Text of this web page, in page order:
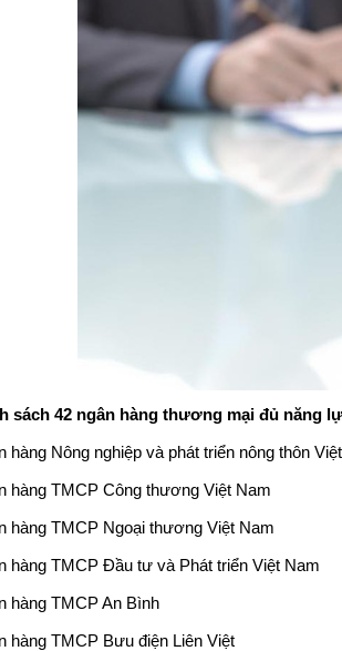
sách 42 ngân hàng thương mại đủ năng
hàng Nông nghiệp và phát triển nông thôn
hàng TMCP Công thương Việt Nam
hàng TMCP Ngoại thương Việt Nam
hàng TMCP Đầu tư và Phát triển Việt Nam
hàng TMCP An Bình
hàng TMCP Bưu điện Liên Việt